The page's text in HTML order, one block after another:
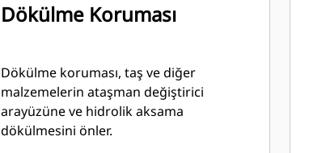
Dökülme Koruması
Dökülme koruması, taş ve diğer
malzemelerin ataşman değiştirici
arayüzüne ve hidrolik aksama
dökülmesini önler.